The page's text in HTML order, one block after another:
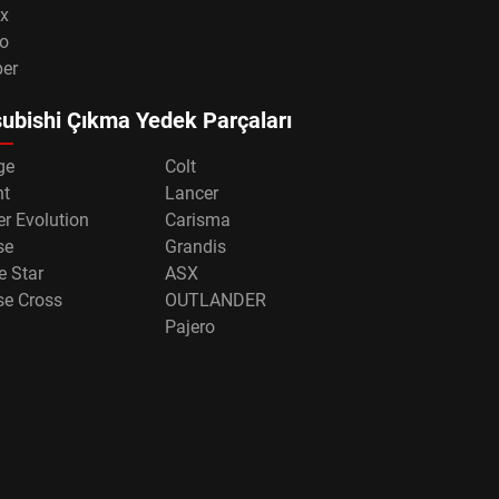
Çıkma Yedek Parçaları
Colt
Lancer
Evolution
Carisma
Grandis
Star
ASX
Cross
OUTLANDER
Pajero